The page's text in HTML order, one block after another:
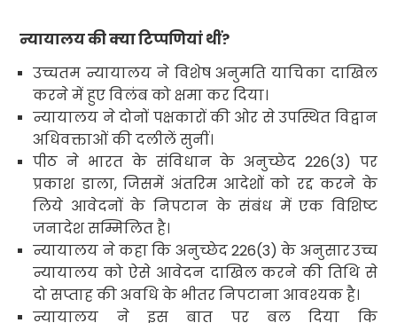
न्यायालय की क्या टिप्पणियां थीं?
उच्चतम न्यायालय ने विशेष अनुमति याचिका दाखिल
करने में हुए विलंब को क्षमा कर दिया।
न्यायालय ने दोनों पक्षकारों की ओर से उपस्थित विद्वान
अधिवक्ताओं की दलीलें सुनीं।
पीठ ने भारत के संविधान के अनुच्छेद 226(3) पर
प्रकाश डाला,जिसमें अंतरिम आदेशों को रद्द करने के
लिये आवेदनों के निपटान के संबंध में एक विशिष्ट
जनादेश सम्मिलित है।
न्यायालय ने कहा कि अनुच्छेद226(3)के अनुसारउच्च
न्यायालय को ऐसे आवेदन दाखिल करने की तिथि से
दो सप्ताह की अवधि के भीतर निपटाना आवश्यक है।
न्यायालय ने इस बात पर बल दिया कि